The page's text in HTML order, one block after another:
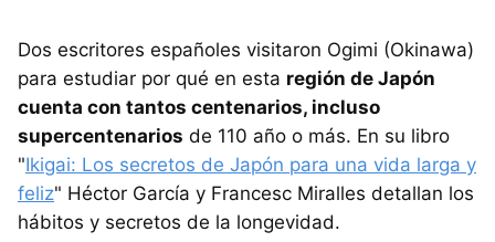
Dos escritores españoles visitaron Ogimi (Okinawa)
para estudiar por qué en esta región de Japón
cuenta con tantos centenarios, incluso
supercentenarios de 110 año o más. En su libro
"Ikigai: Los secretos de Japón para una vida larga y
feliz" Héctor García y Francesc Miralles detallan los
hábitos y secretos de la longevidad.